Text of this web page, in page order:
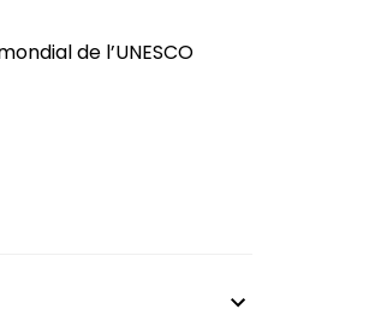
de l’UNESCO